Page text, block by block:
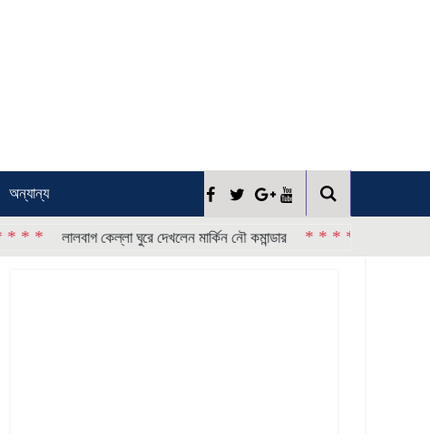
অন্যান্য
লালবাগ কেল্লা ঘুরে দেখলেন মার্কিন নৌ কমান্ডার * * * *